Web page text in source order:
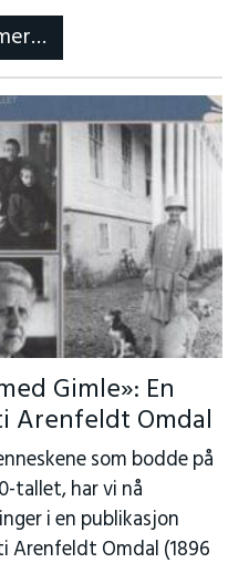
Gimle»: En
Arenfeldt Omdal
som bodde på
tallet, har vi nå
i en publikasjon
Arenfeldt Omdal (1896